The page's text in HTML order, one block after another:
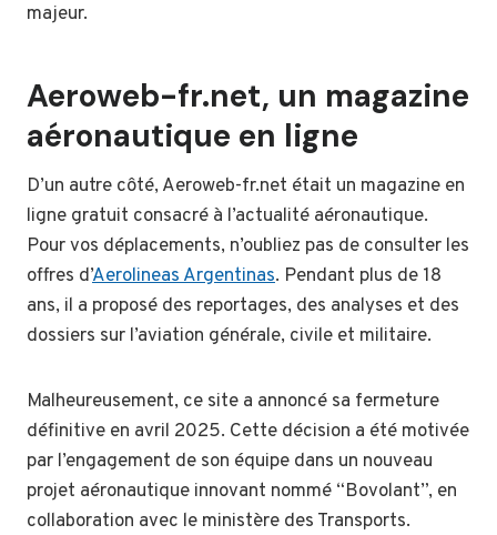
majeur.
Aeroweb-fr.net, un magazine
aéronautique en ligne
D’un autre côté, Aeroweb-fr.net était un magazine en
ligne gratuit consacré à l’actualité aéronautique.
Pour vos déplacements, n’oubliez pas de consulter les
offres d’Aerolineas Argentinas. Pendant plus de 18
ans, il a proposé des reportages, des analyses et des
dossiers sur l’aviation générale, civile et militaire.
Malheureusement, ce site a annoncé sa fermeture
définitive en avril 2025. Cette décision a été motivée
par l’engagement de son équipe dans un nouveau
projet aéronautique innovant nommé “Bovolant”, en
collaboration avec le ministère des Transports.